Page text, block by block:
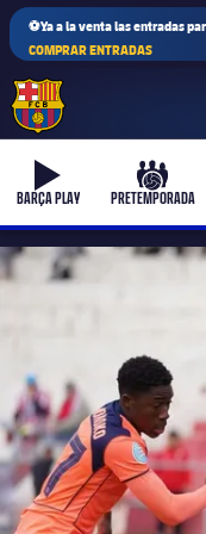
⚽Ya a la venta las entradas
COMPRAR ENTRADAS
b-play
BARÇA PLAY
culers-
PRETEMPORADA
Primer equipo
Femenino
plusicon
más
Actualidad
Barça Atlètic
plusicon
más